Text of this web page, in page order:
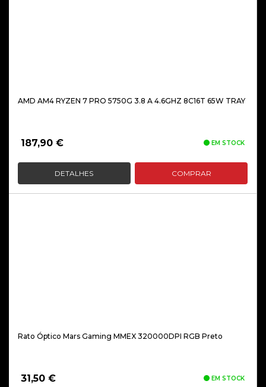
AMD AM4 RYZEN 7 PRO 5750G 3.8 A 4.6GHZ 8C16T 65W TRAY
187,90 € EM STOCK
DETALHES COMPRAR
Rato Óptico Mars Gaming MMEX 320000DPI RGB Preto
31,50 € EM STOCK